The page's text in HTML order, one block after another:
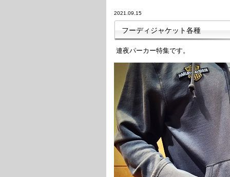
2021.09.15
フーディジャケット各種
連夜パーカー特集です。